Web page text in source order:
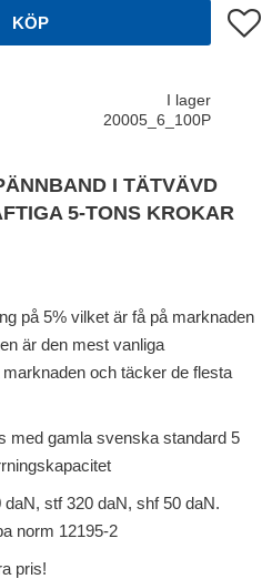
KÖP Lägg
I lager
20005_6_100P
I TÄTVÄVD
5-TONS KROKAR
på 5% vilket är få på marknaden
är den mest vanliga
och täcker de flesta
med gamla svenska standard 5
stf 320 daN, shf 50 daN.
norm 12195-2
pris!